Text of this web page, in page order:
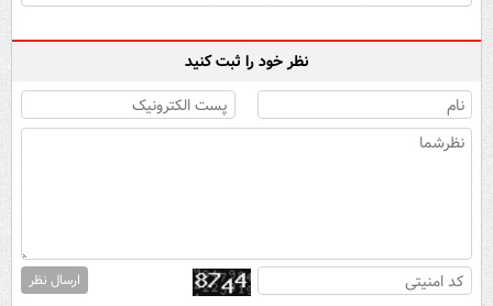
نظر خود را ثبت کنید
ارسال نظر